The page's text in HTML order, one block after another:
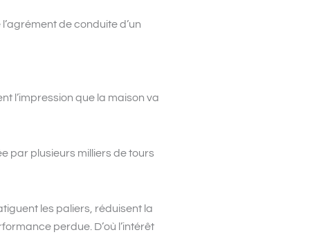
de conduite d’un
l’impression que la maison va
par plusieurs milliers de tours
les paliers, réduisent la
perdue. D’où l’intérêt